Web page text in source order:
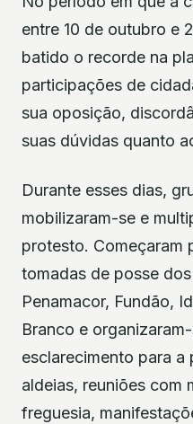
entre 10 de outubro e
batido o recorde na
participações de
sua oposição,
suas dúvidas quanto
Durante esses dias,
mobilizaram-se e
protesto. Começaram
tomadas de posse
Penamacor, Fundão,
Branco e
esclarecimento para a
aldeias, reuniões com
freguesia,